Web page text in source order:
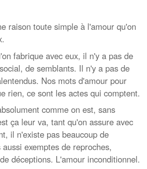
raison toute simple à l'amour qu'on
fabrique avec eux, il n'y a pas de
de semblants. Il n'y a pas de
Nos mots d'amour pour
rien, ce sont les actes qui comptent.
comme on est, sans
ça leur va, tant qu'on assure avec
il n'existe pas beaucoup de
exemptes de reproches,
déceptions. L'amour inconditionnel.